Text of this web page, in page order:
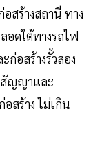
อสร้างสถานี ทาง
อดใต้ทางรถไฟ
ก่อสร้างรั้วสอง
สัญญาและ
สร้าง ไม่เกิน